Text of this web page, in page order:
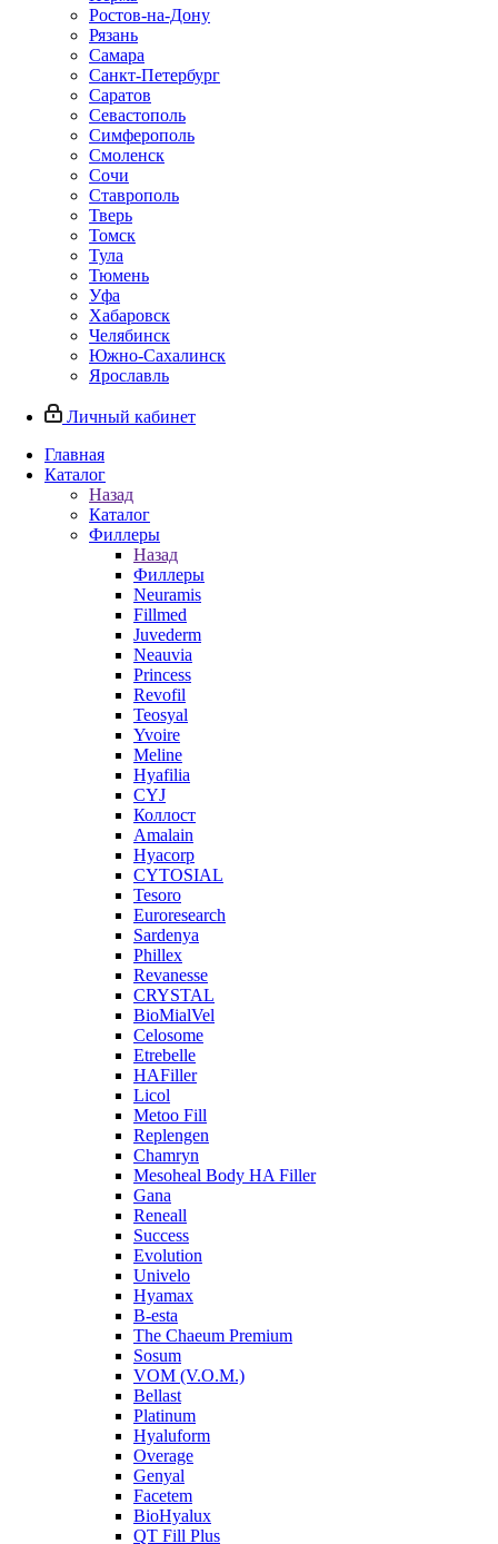
Ростов-на-Дону
Рязань
Самара
Санкт-Петербург
Саратов
Севастополь
Симферополь
Смоленск
Сочи
Ставрополь
Тверь
Томск
Тула
Тюмень
Уфа
Хабаровск
Челябинск
Южно-Сахалинск
Ярославль
Личный кабинет
Главная
Каталог
Назад
Каталог
Филлеры
Назад
Филлеры
Neuramis
Fillmed
Juvederm
Neauvia
Princess
Revofil
Teosyal
Yvoire
Meline
Hyafilia
CYJ
Коллост
Amalain
Hyacorp
CYTOSIAL
Tesoro
Euroresearch
Sardenya
Phillex
Revanesse
CRYSTAL
BioMialVel
Celosome
Etrebelle
HAFiller
Licol
Metoo Fill
Replengen
Chamryn
Mesoheal Body HA Filler
Gana
Reneall
Success
Evolution
Univelo
Hyamax
B-esta
The Chaeum Premium
Sosum
VOM (V.O.M.)
Bellast
Platinum
Hyaluform
Overage
Genyal
Facetem
BioHyalux
QT Fill Plus